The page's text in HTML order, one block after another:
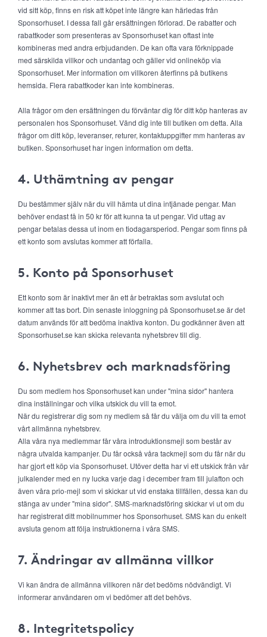
vid sitt köp, finns en risk att köpet inte längre kan härledas från
Sponsorhuset. I dessa fall går ersättningen förlorad. De rabatter och
rabattkoder som presenteras av Sponsorhuset kan oftast inte
kombineras med andra erbjudanden. De kan ofta vara förknippade
med särskilda villkor och undantag och gäller vid onlineköp via
Sponsorhuset. Mer information om villkoren återfinns på butikens
hemsida. Flera rabattkoder kan inte kombineras.
Alla frågor om den ersättningen du förväntar dig för ditt köp hanteras av
personalen hos Sponsorhuset. Vänd dig inte till butiken om detta. Alla
frågor om ditt köp, leveranser, returer, kontaktuppgifter mm hanteras av
butiken. Sponsorhuset har ingen information om detta.
4. Uthämtning av pengar
Du bestämmer själv när du vill hämta ut dina intjänade pengar. Man
behöver endast få in 50 kr för att kunna ta ut pengar. Vid uttag av
pengar betalas dessa ut inom en tiodagarsperiod. Pengar som finns på
ett konto som avslutas kommer att förfalla.
5. Konto på Sponsorhuset
Ett konto som är inaktivt mer än ett år betraktas som avslutat och
kommer att tas bort. Din senaste inloggning på Sponsorhuset.se är det
datum används för att bedöma inaktiva konton. Du godkänner även att
Sponsorhuset.se kan skicka relevanta nyhetsbrev till dig.
6. Nyhetsbrev och marknadsföring
Du som medlem hos Sponsorhuset kan under "mina sidor" hantera
dina inställningar och vilka utskick du vill ta emot.
När du registrerar dig som ny medlem så får du välja om du vill ta emot
vårt allmänna nyhetsbrev.
Alla våra nya medlemmar får våra introduktionsmejl som består av
några utvalda kampanjer. Du får också våra tackmejl som du får när du
har gjort ett köp via Sponsorhuset. Utöver detta har vi ett utskick från vår
julkalender med en ny lucka varje dag i december fram till julafton och
även våra prio-mejl som vi skickar ut vid enstaka tillfällen, dessa kan du
stänga av under "mina sidor". SMS-marknadsföring skickar vi ut om du
har registrerat ditt mobilnummer hos Sponsorhuset. SMS kan du enkelt
avsluta genom att följa instruktionerna i våra SMS.
7. Ändringar av allmänna villkor
Vi kan ändra de allmänna villkoren när det bedöms nödvändigt. Vi
informerar användaren om vi bedömer att det behövs.
8. Integritetspolicy